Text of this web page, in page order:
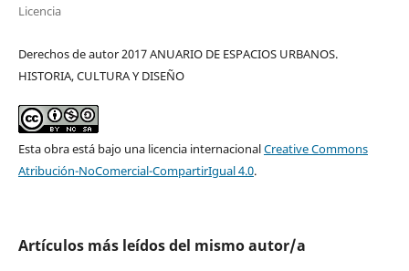
Licencia
Derechos de autor 2017 ANUARIO DE ESPACIOS URBANOS.
HISTORIA, CULTURA Y DISEÑO
Esta obra está bajo una licencia internacionalCreative Commons
Atribución-NoComercial-CompartirIgual 4.0.
Artículos más leídos del mismo autor/a